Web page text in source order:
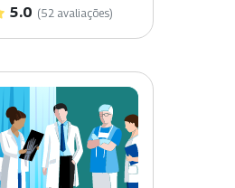
5.0 (52 avaliações)